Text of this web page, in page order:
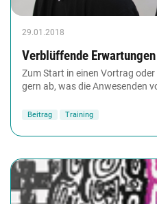
29.01.2018
Verblüffende Erwartungen
Zum Start in einen Vortrag
gern ab, was die Anwesenden
Beitrag Training